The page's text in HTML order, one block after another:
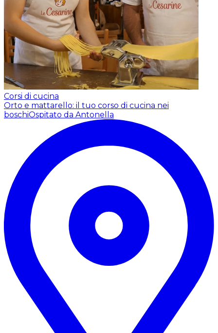
Corsi di cucina
Orto e mattarello: il tuo corso di cucina nei
boschiOspitato da Antonella